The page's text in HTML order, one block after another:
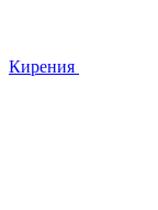
Кирения